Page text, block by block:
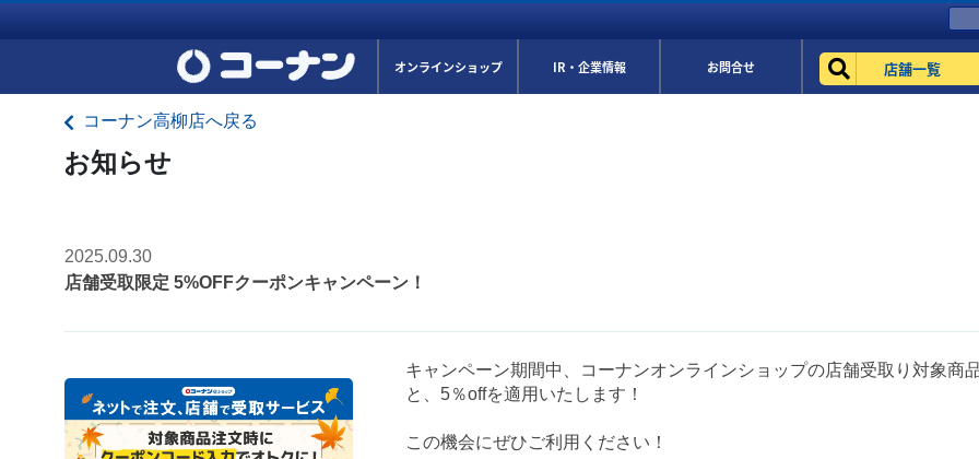
オンラインショップ IR・企業情報 お問合せ 店舗一覧
コーナン高柳店へ戻る
お知らせ
2025.09.30
店舗受取限定 5%OFFクーポンキャンペーン！
キャンペーン期間中、コーナンオンラインショップの店舗受取り対象商
と、5％offを適用いたします！
この機会にぜひご利用ください！